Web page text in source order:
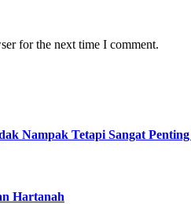
for the next time I comment.
Nampak Tetapi Sangat
Hartanah